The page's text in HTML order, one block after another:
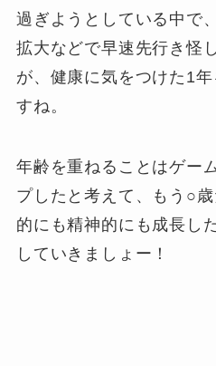
過ぎようとしている中で
拡大などで早速先行き怪
が、健康に気をつけた1
すね。
年齢を重ねることはゲー
プしたと考えて、もう○
的にも精神的にも成長し
していきましょー！